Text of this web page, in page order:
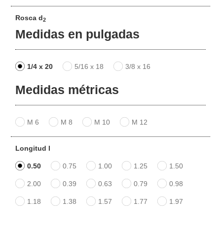
Rosca d2
Medidas en pulgadas
1/4 x 20 5/16 x 18 3/8 x 16
Medidas métricas
M 6 M 8 M 10 M 12
Longitud l
0.50 0.75 1.00 1.25 1.50
2.00 0.39 0.63 0.79 0.98
1.18 1.38 1.57 1.77 1.97